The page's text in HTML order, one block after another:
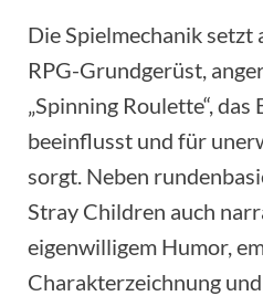
Die Spielmechanik setzt
RPG-Grundgerüst,
„Spinning Roulette“,
beeinflusst und für
sorgt. Neben
Stray Children auch
eigenwilligem Humor,
Charakterzeichnung